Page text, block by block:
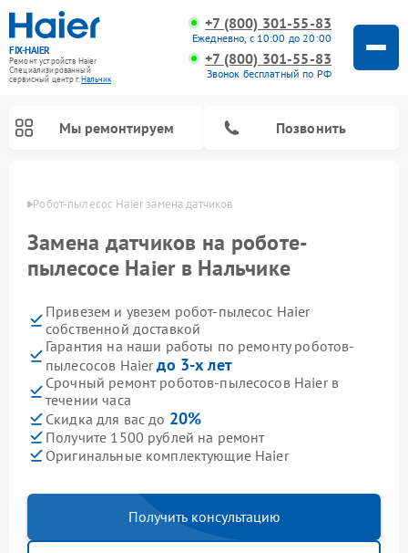
FIX-HAIER
Ремонт устройств Haier
Специализированный
cервисный центр г.Нальчик
+7 (800) 301-55-83
Ежедневно, с 10:00 до 20:00
+7 (800) 301-55-83
Звонок бесплатный по РФ
Мы ремонтируем Позвонить
Робот-пылесос Haier замена датчиков
Замена датчиков на роботе-
пылесосе Haier в Нальчике
Привезем и увезем робот-пылесос Haier
собственной доставкой
Гарантия на наши работы по ремонту роботов-
пылесосов Haierдо 3-х лет
Срочный ремонт роботов-пылесосов Haier в
течении часа
Скидка для вас до 20%
Получите 1500 рублей на ремонт
Оригинальные комплектующие Haier
Получить консультацию